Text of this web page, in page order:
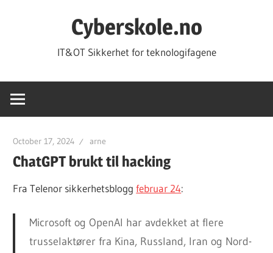
Cyberskole.no
IT&OT Sikkerhet for teknologifagene
October 17, 2024 arne
ChatGPT brukt til hacking
Fra Telenor sikkerhetsbloggfebruar 24:
Microsoft og OpenAI har avdekket at flere
trusselaktører fra Kina, Russland, Iran og Nord-